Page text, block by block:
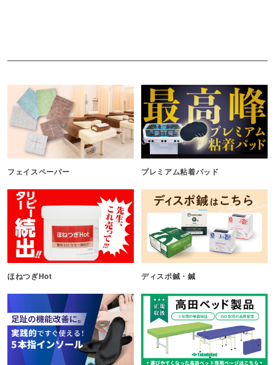
フェイスペーパー プレミアム粘着パッド
ほねつぎHot ディスポ鍼・鍼